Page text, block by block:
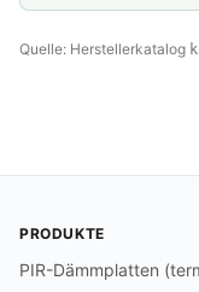
Quelle: Herstellerkatalog
PRODUKTE
PIR-Dämmplatten